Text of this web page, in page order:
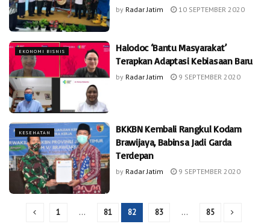
by Radar Jatim 10 SEPTEMBER 2020
EKONOMI BISNIS
Halodoc ‘Bantu Masyarakat’
Terapkan Adaptasi Kebiasaan Baru
by Radar Jatim 9 SEPTEMBER 2020
KESEHATAN
BKKBN Kembali Rangkul Kodam
Brawijaya, Babinsa Jadi Garda
Terdepan
by Radar Jatim 9 SEPTEMBER 2020
1 … 81 82 83 … 85